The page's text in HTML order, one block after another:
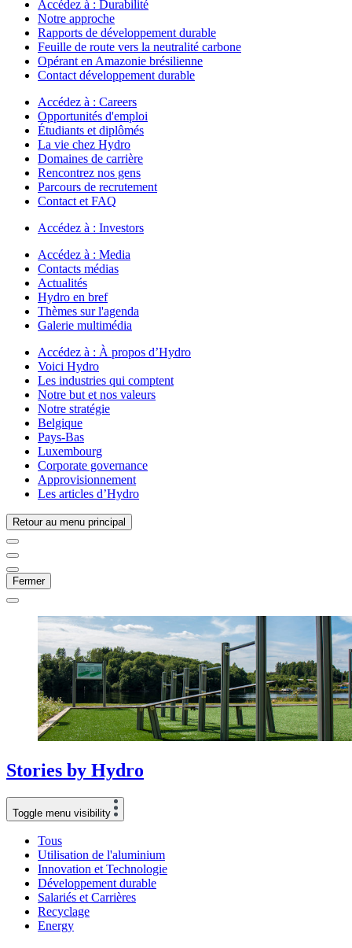
Accédez à : Durabilité
Notre approche
Rapports de développement durable
Feuille de route vers la neutralité carbone
Opérant en Amazonie brésilienne
Contact développement durable
Accédez à : Careers
Opportunités d'emploi
Étudiants et diplômés
La vie chez Hydro
Domaines de carrière
Rencontrez nos gens
Parcours de recrutement
Contact et FAQ
Accédez à : Investors
Accédez à : Media
Contacts médias
Actualités
Hydro en bref
Thèmes sur l'agenda
Galerie multimédia
Accédez à : À propos d’Hydro
Voici Hydro
Les industries qui comptent
Notre but et nos valeurs
Notre stratégie
Belgique
Pays-Bas
Luxembourg
Corporate governance
Approvisionnement
Les articles d’Hydro
Retour au menu principal
Fermer
Stories by Hydro
Toggle menu visibility
Tous
Utilisation de l'aluminium
Innovation et Technologie
Développement durable
Salariés et Carrières
Recyclage
Energy